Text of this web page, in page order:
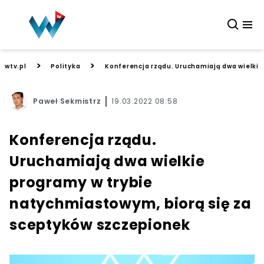
wtv.pl > Polityka > Konferencja rządu. Uruchamiają dwa
Paweł Sekmistrz 19.03.2022 08:58
Konferencja rządu.
Uruchamiają dwa wielkie
programy w trybie
natychmiastowym, biorą się za
sceptyków szczepionek